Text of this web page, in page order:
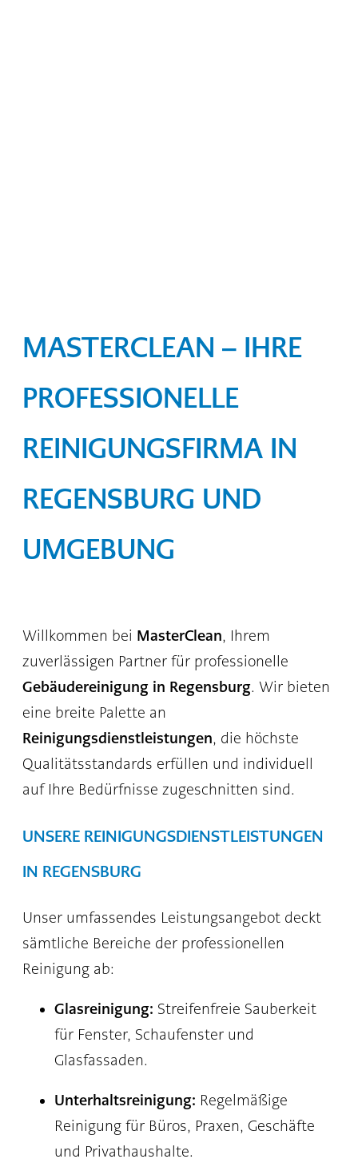
MASTERCLEAN – IHRE
PROFESSIONELLE
REINIGUNGSFIRMA IN
REGENSBURG UND
UMGEBUNG
Willkommen bei MasterClean, Ihrem
zuverlässigen Partner für professionelle
Gebäudereinigung in Regensburg. Wir bieten
eine breite Palette an
Reinigungsdienstleistungen, die höchste
Qualitätsstandards erfüllen und individuell
auf Ihre Bedürfnisse zugeschnitten sind.
UNSERE REINIGUNGSDIENSTLEISTUNGEN
IN REGENSBURG
Unser umfassendes Leistungsangebot deckt
sämtliche Bereiche der professionellen
Reinigung ab:
Glasreinigung: Streifenfreie Sauberkeit
für Fenster, Schaufenster und
Glasfassaden.
Unterhaltsreinigung: Regelmäßige
Reinigung für Büros, Praxen, Geschäfte
und Privathaushalte.